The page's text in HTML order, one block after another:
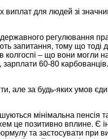
виплат для людей зі
регулювання
запитання, тому що тоді
– що вони могли
60-80
але за будь-яких умов
мінімальна пенсія
це позитивно вплине. Є
та застосувати при